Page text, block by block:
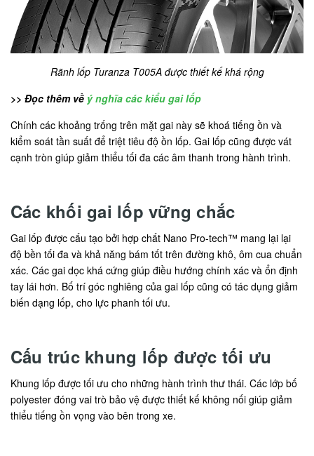
Rãnh lốp Turanza T005A được thiết kế khá rộng
>> Đọc thêm về ý nghĩa các kiểu gai lốp
Chính các khoảng trống trên mặt gai này sẽ khoá tiếng ồn và
kiểm soát tần suất để triệt tiêu độ ồn lốp. Gai lốp cũng được vát
cạnh tròn giúp giảm thiểu tối đa các âm thanh trong hành trình.
Các khối gai lốp vững chắc
Gai lốp được cấu tạo bởi hợp chất Nano Pro-tech™ mang lại lại
độ bền tối đa và khả năng bám tốt trên đường khô, ôm cua chuẩn
xác. Các gai dọc khá cứng giúp điều hướng chính xác và ổn định
tay lái hơn. Bố trí góc nghiêng của gai lốp cũng có tác dụng giảm
biến dạng lốp, cho lực phanh tối ưu.
Cấu trúc khung lốp được tối ưu
Khung lốp được tối ưu cho những hành trình thư thái. Các lớp bố
polyester đóng vai trò bảo vệ được thiết kế không nối giúp giảm
thiểu tiếng ồn vọng vào bên trong xe.